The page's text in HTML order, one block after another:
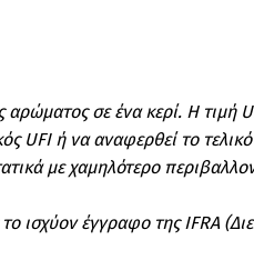
αρώματος σε ένα κερί. Η τιμή
UFI ή να αναφερθεί το
με χαμηλότερο
ισχύον έγγραφο της IFRA